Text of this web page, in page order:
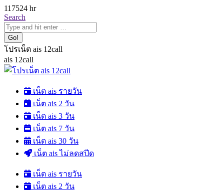
Skip
to
content
117524 hr
Search:
Search
โปรเน็ต ais 12call
ais 12call
เน็ต ais รายวัน
เน็ต ais 2 วัน
เน็ต ais 3 วัน
เน็ต ais 7 วัน
เน็ต ais 30 วัน
เน็ต ais ไม่ลดสปีด
เน็ต ais รายวัน
เน็ต ais 2 วัน